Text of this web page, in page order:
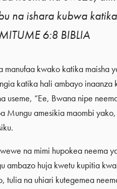
na ishara kubwa
6:8 BIBLIA
kwako katika maisha
katika hali ambayo inaanza
useme, “Ee, Bwana nipe
Mungu amesikia maombi
na mimi hupokea neema
ambazo huja kwetu kupitia
tulia na uhiari kutegemea